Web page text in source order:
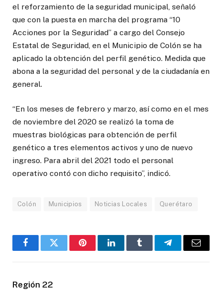
el reforzamiento de la seguridad municipal, señaló
que con la puesta en marcha del programa “10
Acciones por la Seguridad” a cargo del Consejo
Estatal de Seguridad, en el Municipio de Colón se ha
aplicado la obtención del perfil genético. Medida que
abona a la seguridad del personal y de la ciudadanía en
general.
“En los meses de febrero y marzo, así como en el mes
de noviembre del 2020 se realizó la toma de
muestras biológicas para obtención de perfil
genético a tres elementos activos y uno de nuevo
ingreso. Para abril del 2021 todo el personal
operativo contó con dicho requisito”, indicó.
Colón Municipios Noticias Locales Querétaro
FacebookTwitter PinterestLinkedInTumblr TelegramEmail
Región 22